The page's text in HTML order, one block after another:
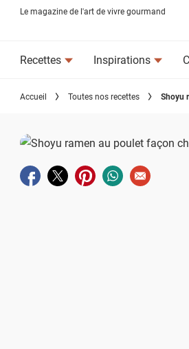
Le magazine de l'art de vivre gourmand
Recettes Inspirations
Accueil Toutes nos recettes Shoyu
Partager sur facebook
Partager sur twitter
Partager sur pinterest
Partager sur
Envoyer à